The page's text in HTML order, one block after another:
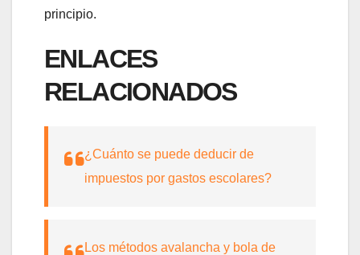
principio.
ENLACES
RELACIONADOS
¿Cuánto se puede deducir de
impuestos por gastos escolares?
Los métodos avalancha y bola de